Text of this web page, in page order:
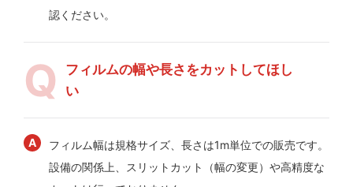
認ください。
フィルムの幅や長さをカットしてほし
い
フィルム幅は規格サイズ、長さは1m単位での販売です。
設備の関係上、スリットカット（幅の変更）や高精度な